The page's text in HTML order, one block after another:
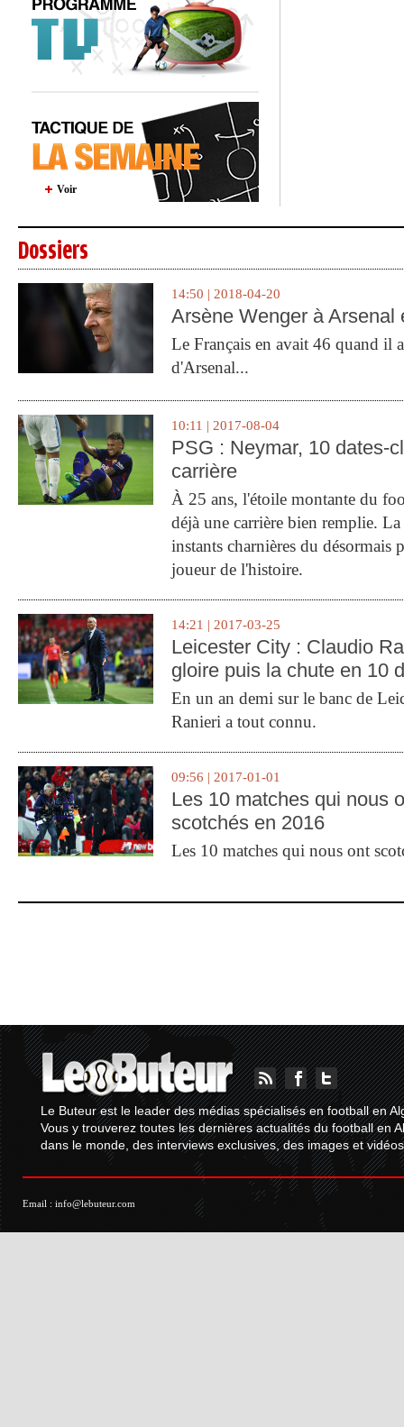
Voir
Dossiers
14:50 | 2018-04-20
Arsène Wenger à Arsenal
Le Français en avait 46 quand il
d'Arsenal...
10:11 | 2017-08-04
PSG : Neymar, 10 dates-
carrière
À 25 ans, l'étoile montante du
déjà une carrière bien remplie.
instants charnières du désormais
joueur de l'histoire.
14:21 | 2017-03-25
Leicester City : Claudio
gloire puis la chute en 10
En un an demi sur le banc de
Ranieri a tout connu.
09:56 | 2017-01-01
Les 10 matches qui nous
scotchés en 2016
Les 10 matches qui nous ont
Le Buteur est le leader des médias spécialisés en football en
Vous y trouverez toutes les dernières actualités du football en
dans le monde, des interviews exclusives, des images et
Email : info@lebuteur.com